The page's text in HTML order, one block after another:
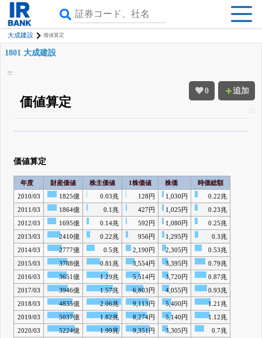
大成建設 価値算定
0 追加
1801 大成建設
価値算定
登録すると永久30%OFFと米株版の先行利用も付きます
価値算定
年度 財産価値 株主価値 1株価値 株価
時価総額
2010/03
1825億 0.03兆 128円 1,030円
0.22兆
2011/03
1864億 0.1兆 427円 1,025円
0.23兆
2012/03
1695億 0.14兆 592円 1,080円
0.25兆
2013/03
2410億 0.22兆 956円 1,295円
0.3兆
2014/03
2777億 0.5兆 2,190円 2,305円
0.53兆
2015/03
3788億 0.81兆 3,554円 3,395円
0.79兆
2016/03
3651億 1.29兆 5,514円 3,720円
0.87兆
2017/03
3946億 1.57兆 6,803円 4,055円
0.93兆
2018/03
4835億 2.06兆 9,113円 5,400円
1.21兆
2019/03
5037億 1.82兆 8,274円 5,140円
1.12兆
2020/03
5224億 1.99兆 9,351円 3,305円
0.7兆